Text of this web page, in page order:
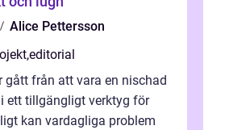
Alice Pettersson
,editorial
gått från att vara en nischad
ett tillgängligt verktyg för
kan vardagliga problem